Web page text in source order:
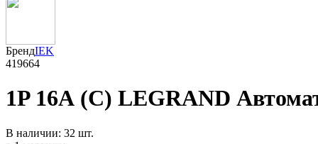
БрендIEK
419664
1P 16А (C) LEGRAND
В наличии: 32 шт.